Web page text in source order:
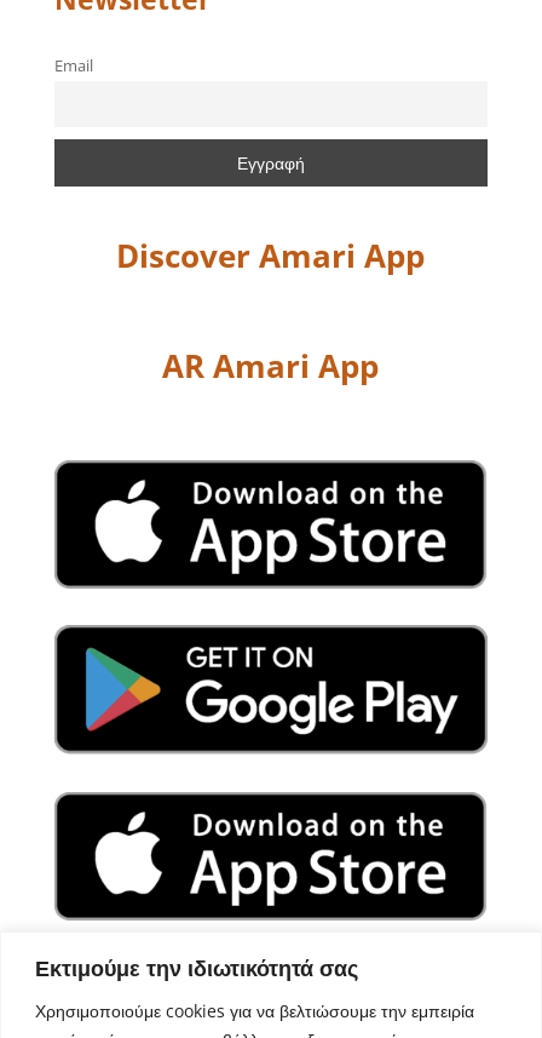
Εκτιμούμε την ιδιωτικότητά σας
Χρησιμοποιούμε cookies για να βελτιώσουμε την εμπειρία
Email
Discover Amari App
AR Amari App